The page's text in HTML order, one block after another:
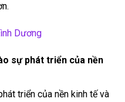
Dương
sự phát triển của nền
triển của nền kinh tế và